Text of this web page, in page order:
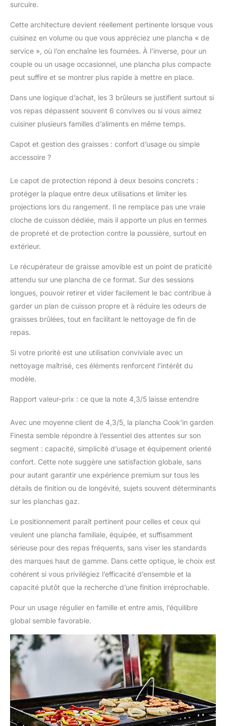
surcuire.
Cette architecture devient réellement pertinente lorsque vous
cuisinez en volume ou que vous appréciez une plancha « de
service », où l’on enchaîne les fournées. À l’inverse, pour un
couple ou un usage occasionnel, une plancha plus compacte
peut suffire et se montrer plus rapide à mettre en place.
Dans une logique d’achat, les 3 brûleurs se justifient surtout si
vos repas dépassent souvent 6 convives ou si vous aimez
cuisiner plusieurs familles d’aliments en même temps.
Capot et gestion des graisses : confort d’usage ou simple
accessoire ?
Le capot de protection répond à deux besoins concrets :
protéger la plaque entre deux utilisations et limiter les
projections lors du rangement. Il ne remplace pas une vraie
cloche de cuisson dédiée, mais il apporte un plus en termes
de propreté et de protection contre la poussière, surtout en
extérieur.
Le récupérateur de graisse amovible est un point de praticité
attendu sur une plancha de ce format. Sur des sessions
longues, pouvoir retirer et vider facilement le bac contribue à
garder un plan de cuisson propre et à réduire les odeurs de
graisses brûlées, tout en facilitant le nettoyage de fin de
repas.
Si votre priorité est une utilisation conviviale avec un
nettoyage maîtrisé, ces éléments renforcent l’intérêt du
modèle.
Rapport valeur-prix : ce que la note 4,3/5 laisse entendre
Avec une moyenne client de 4,3/5, la plancha Cook’in garden
Finesta semble répondre à l’essentiel des attentes sur son
segment : capacité, simplicité d’usage et équipement orienté
confort. Cette note suggère une satisfaction globale, sans
pour autant garantir une expérience premium sur tous les
détails de finition ou de longévité, sujets souvent déterminants
sur les planchas gaz.
Le positionnement paraît pertinent pour celles et ceux qui
veulent une plancha familiale, équipée, et suffisamment
sérieuse pour des repas fréquents, sans viser les standards
des marques haut de gamme. Dans cette optique, le choix est
cohérent si vous privilégiez l’efficacité d’ensemble et la
capacité plutôt que la recherche d’une finition irréprochable.
Pour un usage régulier en famille et entre amis, l’équilibre
global semble favorable.